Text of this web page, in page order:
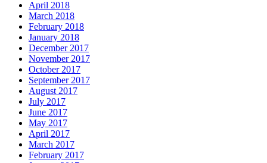
April 2018
March 2018
February 2018
January 2018
December 2017
November 2017
October 2017
September 2017
August 2017
July 2017
June 2017
May 2017
April 2017
March 2017
February 2017